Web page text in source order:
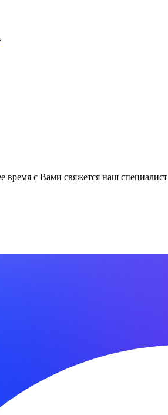
с Вами свяжется наш специалист